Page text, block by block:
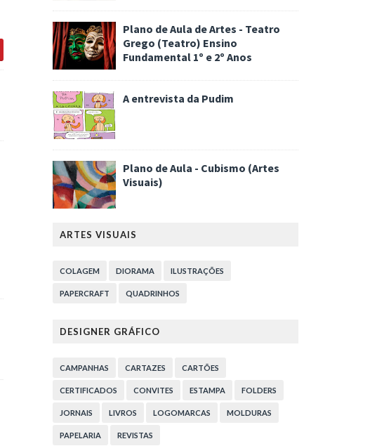
Plano de Aula de Artes - Teatro
Grego (Teatro) Ensino
Fundamental 1º e 2º Anos
A entrevista da Pudim
Plano de Aula - Cubismo (Artes
Visuais)
ARTES VISUAIS
COLAGEM DIORAMA ILUSTRAÇÕES
PAPERCRAFT QUADRINHOS
DESIGNER GRÁFICO
CAMPANHAS CARTAZES CARTÕES
CERTIFICADOS CONVITES ESTAMPA FOLDERS
JORNAIS LIVROS LOGOMARCAS MOLDURAS
PAPELARIA REVISTAS